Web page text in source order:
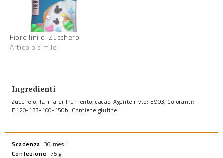
Fiorellini di Zucchero
Articolo simile
Ingredienti
Zucchero, farina di frumento, cacao, Agente rivto: E903, Coloranti:
E120-133-100-150b. Contiene glutine.
Scadenza 36 mesi
Confezione 75 g